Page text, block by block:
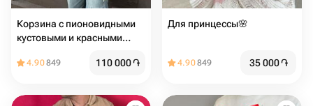
Корзина с пионовидными
кустовыми и красными
4.90849 110 000֏
Для принцессы🌸
4.90849 35 000֏